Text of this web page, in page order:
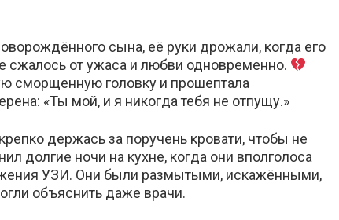
сына, её руки дрожали, когда его
сжалось от ужаса и любви одновременно.
сморщенную головку и прошептала
«Ты мой, и я никогда тебя не отпущу.»
держась за поручень кровати, чтобы не
долгие ночи на кухне, когда они вполголоса
УЗИ. Они были размытыми, искажёнными,
объяснить даже врачи.